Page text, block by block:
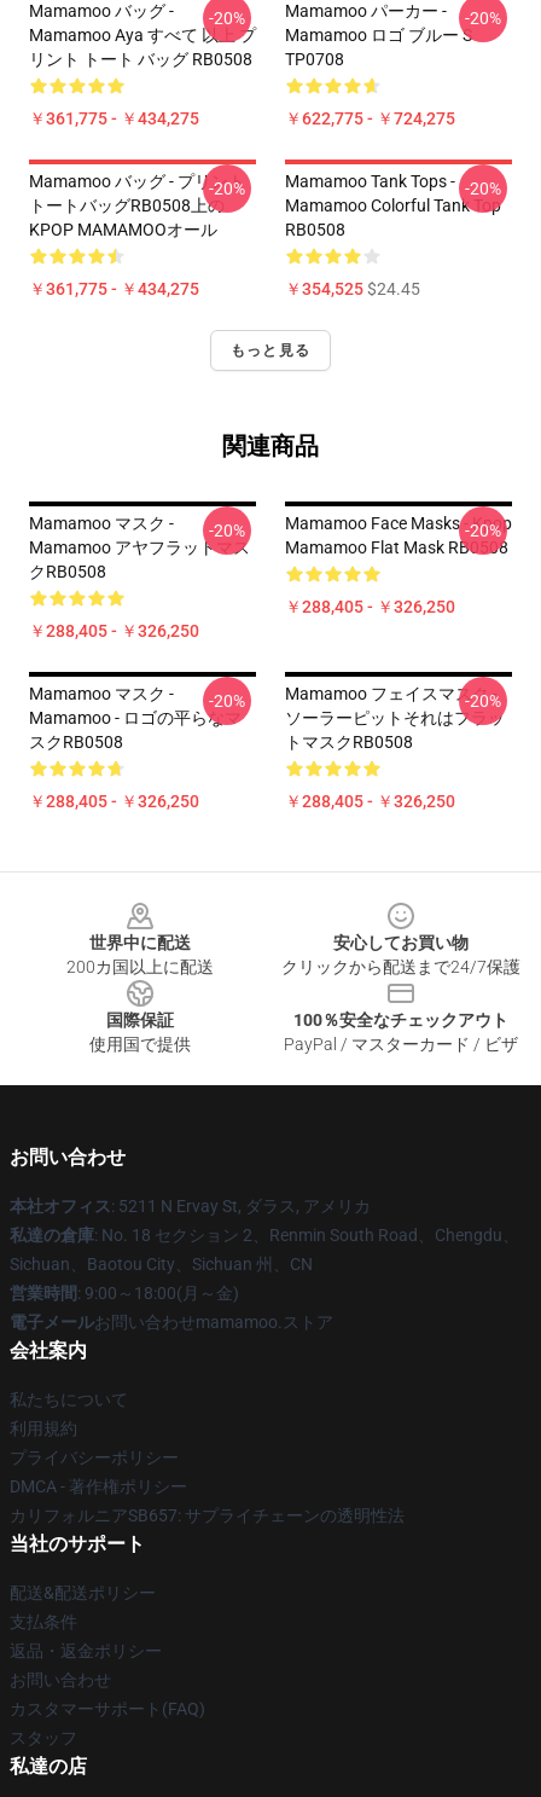
Mamamoo バッグ -
Mamamoo Aya すべて 以上 プ
リント トート バッグ RB0508
￥361,775 - ￥434,275
-20%
Mamamoo パーカー -
Mamamoo ロゴ ブルー S
TP0708
￥622,775 - ￥724,275
-20%
Mamamoo バッグ - プリント
トートバッグRB0508上の
KPOP MAMAMOOオール
￥361,775 - ￥434,275
-20%
Mamamoo Tank Tops -
Mamamoo Colorful Tank Top
RB0508
￥354,525$24.45
-20%
もっと見る
関連商品
Mamamoo マスク -
Mamamoo アヤフラットマス
クRB0508
￥288,405 - ￥326,250
-20%
Mamamoo Face Masks - Kpop
Mamamoo Flat Mask RB0508
￥288,405 - ￥326,250
-20%
Mamamoo マスク -
Mamamoo - ロゴの平らなマ
スクRB0508
￥288,405 - ￥326,250
-20%
Mamamoo フェイスマスク -
ソーラーピットそれはフラッ
トマスクRB0508
￥288,405 - ￥326,250
-20%
世界中に配送
200カ国以上に配送
安心してお買い物
クリックから配送まで24/7保護
国際保証
使用国で提供
100％安全なチェックアウト
PayPal / マスターカード / ビザ
お問い合わせ
本社オフィス: 5211 N Ervay St, ダラス, アメリカ
私達の倉庫: No. 18 セクション 2、Renmin South Road、Chengdu、
Sichuan、Baotou City、Sichuan 州、CN
営業時間: 9:00～18:00(月～金)
電子メールお問い合わせmamamoo.ストア
会社案内
私たちについて
利用規約
プライバシーポリシー
DMCA - 著作権ポリシー
カリフォルニアSB657: サプライチェーンの透明性法
当社のサポート
配送&配送ポリシー
支払条件
返品・返金ポリシー
お問い合わせ
カスタマーサポート(FAQ)
スタッフ
私達の店